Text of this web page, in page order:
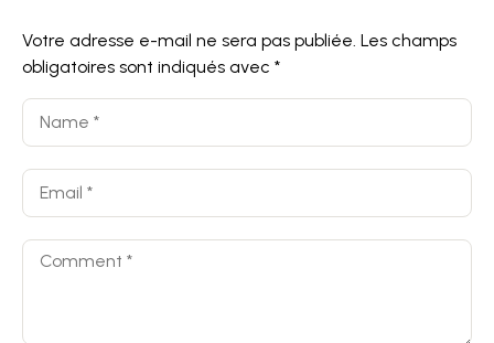
Votre adresse e-mail ne sera pas publiée. Les champs
obligatoires sont indiqués avec *